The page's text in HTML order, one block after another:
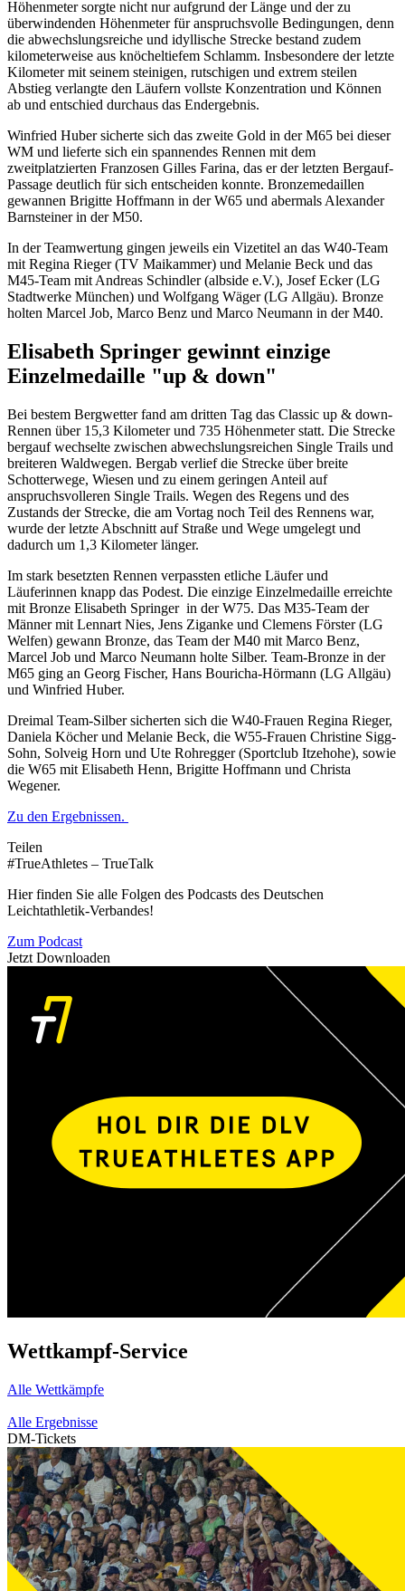
Höhenmeter sorgte nicht nur aufgrund der Länge und der zu
überwindenden Höhenmeter für anspruchsvolle Bedingungen, denn
die abwechslungsreiche und idyllische Strecke bestand zudem
kilometerweise aus knöcheltiefem Schlamm. Insbesondere der letzte
Kilometer mit seinem steinigen, rutschigen und extrem steilen
Abstieg verlangte den Läufern vollste Konzentration und Können
ab und entschied durchaus das Endergebnis.
Winfried Huber sicherte sich das zweite Gold in der M65 bei dieser
WM und lieferte sich ein spannendes Rennen mit dem
zweitplatzierten Franzosen Gilles Farina, das er der letzten Bergauf-
Passage deutlich für sich entscheiden konnte. Bronzemedaillen
gewannen Brigitte Hoffmann in der W65 und abermals Alexander
Barnsteiner in der M50.
In der Teamwertung gingen jeweils ein Vizetitel an das W40-Team
mit Regina Rieger (TV Maikammer) und Melanie Beck und das
M45-Team mit Andreas Schindler (albside e.V.), Josef Ecker (LG
Stadtwerke München) und Wolfgang Wäger (LG Allgäu). Bronze
holten Marcel Job, Marco Benz und Marco Neumann in der M40.
Elisabeth Springer gewinnt einzige
Einzelmedaille "up & down"
Bei bestem Bergwetter fand am dritten Tag das Classic up & down-
Rennen über 15,3 Kilometer und 735 Höhenmeter statt. Die Strecke
bergauf wechselte zwischen abwechslungsreichen Single Trails und
breiteren Waldwegen. Bergab verlief die Strecke über breite
Schotterwege, Wiesen und zu einem geringen Anteil auf
anspruchsvolleren Single Trails. Wegen des Regens und des
Zustands der Strecke, die am Vortag noch Teil des Rennens war,
wurde der letzte Abschnitt auf Straße und Wege umgelegt und
dadurch um 1,3 Kilometer länger.
Im stark besetzten Rennen verpassten etliche Läufer und
Läuferinnen knapp das Podest. Die einzige Einzelmedaille erreichte
mit Bronze Elisabeth Springer in der W75. Das M35-Team der
Männer mit Lennart Nies, Jens Ziganke und Clemens Förster (LG
Welfen) gewann Bronze, das Team der M40 mit Marco Benz,
Marcel Job und Marco Neumann holte Silber. Team-Bronze in der
M65 ging an Georg Fischer, Hans Bouricha-Hörmann (LG Allgäu)
und Winfried Huber.
Dreimal Team-Silber sicherten sich die W40-Frauen Regina Rieger,
Daniela Köcher und Melanie Beck, die W55-Frauen Christine Sigg-
Sohn, Solveig Horn und Ute Rohregger (Sportclub Itzehohe), sowie
die W65 mit Elisabeth Henn, Brigitte Hoffmann und Christa
Wegener.
Zu den Ergebnissen.
Teilen
#TrueAthletes – TrueTalk
Hier finden Sie alle Folgen des Podcasts des Deutschen
Leichtathletik-Verbandes!
Zum Podcast
Jetzt Downloaden
Wettkampf-Service
Alle Wettkämpfe
Alle Ergebnisse
DM-Tickets